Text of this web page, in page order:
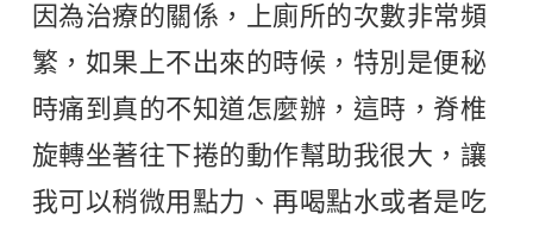
因為治療的關係，上廁所的次數非常頻
繁，如果上不出來的時候，特別是便秘
時痛到真的不知道怎麼辦，這時，脊椎
旋轉坐著往下捲的動作幫助我很大，讓
我可以稍微用點力、再喝點水或者是吃